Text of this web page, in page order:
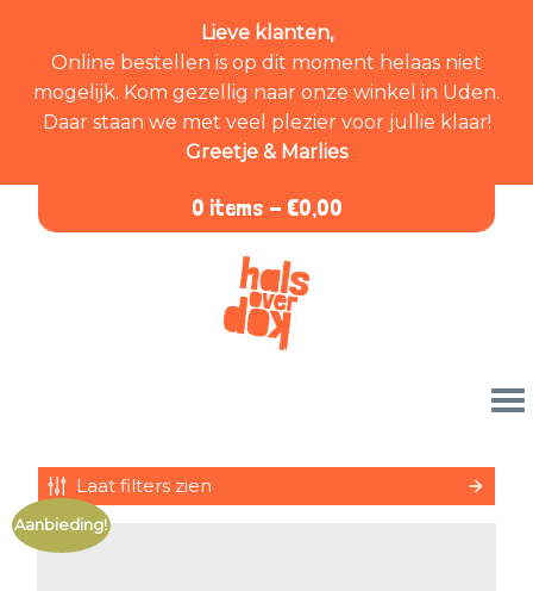
Lieve klanten,
Online bestellen is op dit moment helaas niet
mogelijk. Kom gezellig naar onze winkel in Uden.
Daar staan we met veel plezier voor jullie klaar!
Greetje & Marlies
0 items - €0,00
Laat filters zien
Aanbieding!